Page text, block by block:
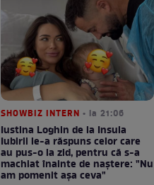
SHOWBIZ INTERN • la 21:06
Iustina Loghin de la Insula
Iubirii le-a răspuns celor care
au pus-o la zid, pentru că s-a
machiat înainte de naștere: "Nu
am pomenit așa ceva"